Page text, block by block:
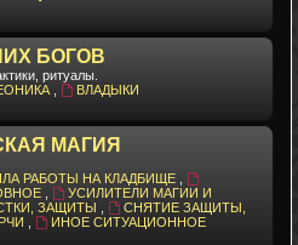
БОГОВ
ритуалы.
ВЛАДЫКИ
МАГИЯ
РАБОТЫ НА КЛАДБИЩЕ
УСИЛИТЕЛИ МАГИИ И
ЗАЩИТЫ
СНЯТИЕ ЗАЩИТЫ,
ИНОЕ СИТУАЦИОННОЕ